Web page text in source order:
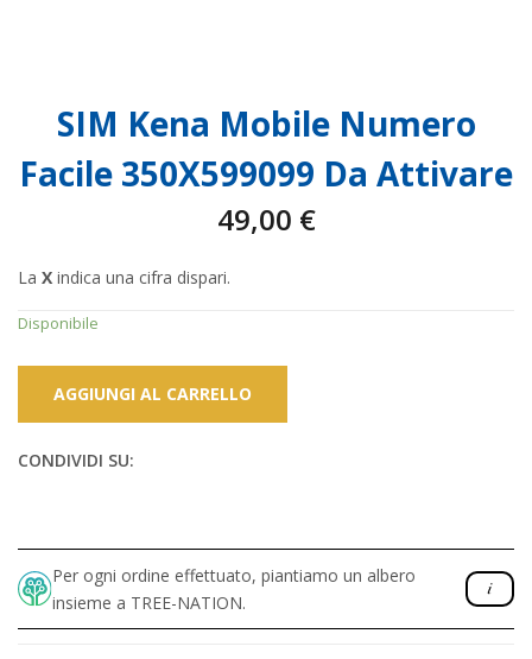
SIM Kena Mobile Numero
Facile 350X599099 Da Attivare
49,00 €
La X indica una cifra dispari.
Disponibile
AGGIUNGI AL CARRELLO
CONDIVIDI SU:
Per ogni ordine effettuato, piantiamo un albero
insieme a TREE-NATION.